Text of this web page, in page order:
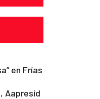
en Frías
Aapresid